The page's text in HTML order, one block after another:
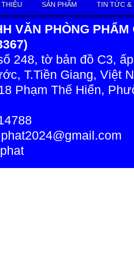
SẢN PHẨM TIN TỨC &
VĂN PHÒNG PHẨM
248, tờ bản đồ C3,
T.Tiền Giang, Việt
Phạm Thế Hiển,